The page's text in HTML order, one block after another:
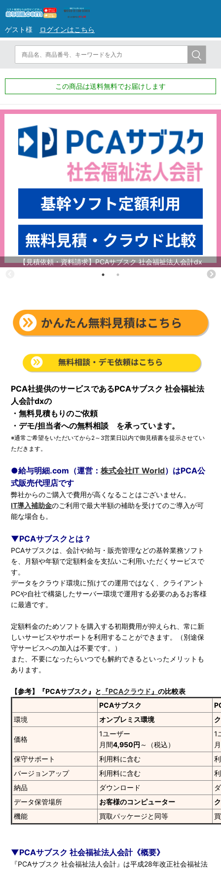
ゲスト様 ログインはこちら
この商品は送料無料でお届けします
【見積依頼・資料請求】PCAサブスク 社会福祉法人会計dx
PCA社提供のサービスであるPCAサブスク 社会福祉法
人会計dxの
・無料見積もりのご依頼
・デモ/担当者への無料相談 を承っています。
※通常ご希望をいただいてから2～3営業日以内で御見積書を提示させてい
ただきます。
●給与明細.com（運営：株式会社IT World）はPCA公
式販売代理店です
弊社からのご購入で費用が高くなることはございません。
IT導入補助金のご利用で最大半額の補助を受けてのご導入が可
能な場合も。
▼PCAサブスクとは？
PCAサブスクは、会計や給与・販売管理などの基幹業務ソフト
を、月額や年額で定額料金を支払いご利用いただくサービスで
す。
データをクラウド環境に預けての運用ではなく、クライアント
PCや自社で構築したサーバー環境で運用する必要のあるお客様
に最適です。
定額料金のためソフトを購入する初期費用が抑えられ、常に新
しいサービスやサポートを利用することができます。（別途保
守サービスへの加入は不要です。）
また、不要になったらいつでも解約できるといったメリットも
あります。
【参考】『PCAサブスク』と 『PCAクラウド』の比較表
PCAサブスク
環境
オンプレミス環境
価格
1ユーザー
月間4,950円 ～（税込）
1
保守サポート
利用料に含む
バージョンアップ
利用料に含む
納品
ダウンロード
データ保管場所
お客様のコンピューター
機能
買取パッケージと同等
▼PCAサブスク 社会福祉法人会計《概要》
『PCAサブスク 社会福祉法人会計』は平成28年改正社会福祉法